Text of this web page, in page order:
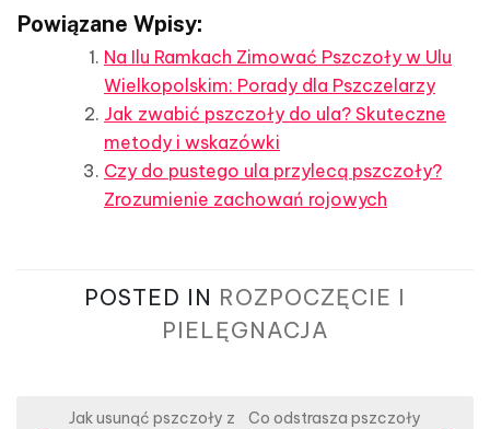
Powiązane Wpisy:
Na Ilu Ramkach Zimować Pszczoły w Ulu
Wielkopolskim: Porady dla Pszczelarzy
Jak zwabić pszczoły do ula? Skuteczne
metody i wskazówki
Czy do pustego ula przylecą pszczoły?
Zrozumienie zachowań rojowych
POSTED IN ROZPOCZĘCIE I
PIELĘGNACJA
Jak usunąć pszczoły z
Co odstrasza pszczoły